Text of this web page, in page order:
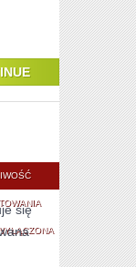
TRENDY
I
NOWOŚCI
się